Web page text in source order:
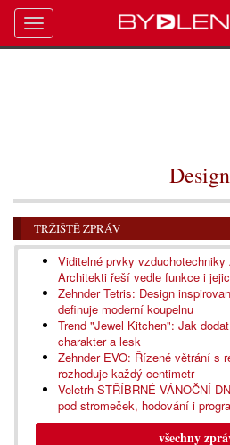
Design
TRŽIŠTĚ ZPRÁV
Viditelné prvky
Architekti řeší vedle funkce i
Zehnder Tetris: Design
definuje moderní koupelnu
Trend "Jewel Kitchen": Jak
charakter a lesk
Zehnder EVO: Řízené větrání s
rozhoduje každý centimetr
Veletrh STŘÍBRNÉ VÁNOČNÍ
pod stromeček, hodování i
všechny
Toggle
navigation